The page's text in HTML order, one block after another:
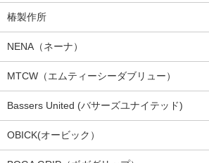
椿製作所
NENA（ネーナ）
MTCW（エムティーシーダブリュー）
Bassers United (バサーズユナイテッド)
OBICK(オービック）